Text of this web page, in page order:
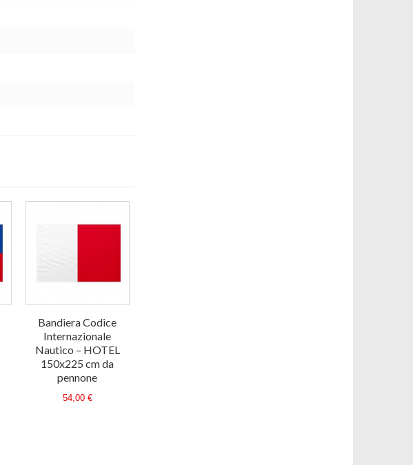
Bandiera Codice
Internazionale
Nautico – HOTEL
150x225 cm da
pennone
54,00 €